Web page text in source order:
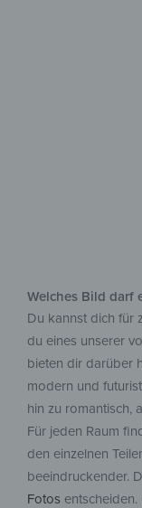
Welches Bild darf
Du kannst dich für
du eines unserer
bieten dir darüber
modern und
hin zu romantisch,
Für jeden Raum
den einzelnen
beeindruckender.
Fotos